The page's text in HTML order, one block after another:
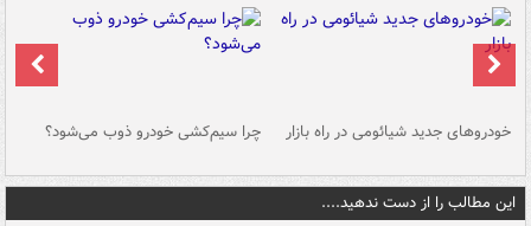
خودروهای جدید شیائومی در راه بازار چرا سیم‌کشی خودرو ذوب می‌شود؟
این مطالب را از دست ندهید....